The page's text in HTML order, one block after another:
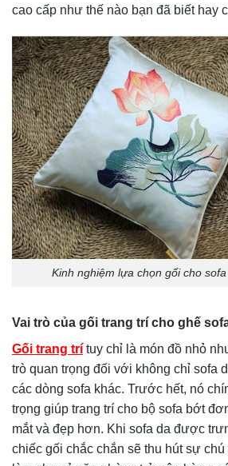
cao cấp như thế nào bạn đã biết hay
Kinh nghiệm lựa chọn gối cho
Vai trò của gối trang trí cho ghế
Gối trang trí tuy chỉ là món đồ nhỏ
trò quan trọng đối với không chỉ sofa
các dòng sofa khác. Trước hết, nó
trọng giúp trang trí cho bộ sofa bớt
mắt và đẹp hơn. Khi sofa da được
chiếc gối chắc chắn sẽ thu hút sự